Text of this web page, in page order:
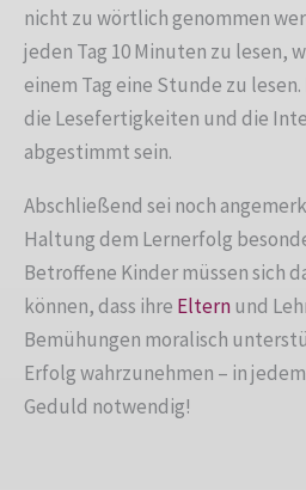
nicht zu wörtlich genommen
jeden Tag 10 Minuten zu lesen,
einem Tag eine Stunde zu
die Lesefertigkeiten und die
abgestimmt sein.
Abschließend sei noch
Haltung dem Lernerfolg
Betroffene Kinder müssen sich
können, dass ihre Elternund
Bemühungen moralisch
Erfolg wahrzunehmen – in
Geduld notwendig!